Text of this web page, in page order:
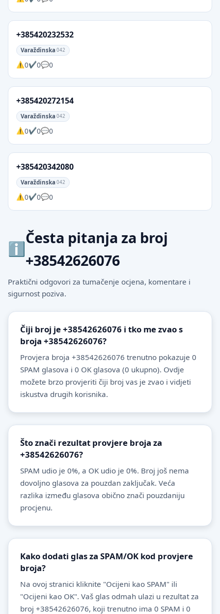
+385420232532
Varaždinska 042
0 0 0
+385420272154
Varaždinska 042
0 0 0
+385420342080
Varaždinska 042
0 0 0
Česta pitanja za broj
+38542626076
Praktični odgovori za tumačenje ocjena, komentare i
sigurnost poziva.
Čiji broj je +38542626076 i tko me zvao s
broja +38542626076?
Provjera broja +38542626076 trenutno pokazuje 0
SPAM glasova i 0 OK glasova (0 ukupno). Ovdje
možete brzo provjeriti čiji broj vas je zvao i vidjeti
iskustva drugih korisnika.
Što znači rezultat provjere broja za
+38542626076?
SPAM udio je 0%, a OK udio je 0%. Broj još nema
dovoljno glasova za pouzdan zaključak. Veća
razlika između glasova obično znači pouzdaniju
procjenu.
Kako dodati glas za SPAM/OK kod provjere
broja?
Na ovoj stranici kliknite "Ocijeni kao SPAM" ili
"Ocijeni kao OK". Vaš glas odmah ulazi u rezultat za
broj +38542626076, koji trenutno ima 0 SPAM i 0